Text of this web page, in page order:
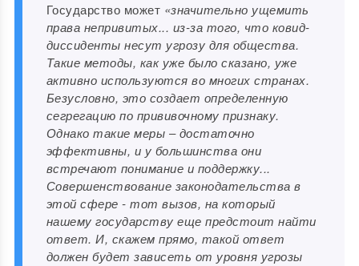
Государство может «значительно ущемить
права непривитых... из-за того, что ковид-
диссиденты несут угрозу для общества.
Такие методы, как уже было сказано, уже
активно используются во многих странах.
Безусловно, это создает определенную
сегрегацию по прививочному признаку.
Однако такие меры ‒ достаточно
эффективны, и у большинства они
встречают понимание и поддержку...
Совершенствование законодательства в
этой сфере - тот вызов, на который
нашему государству еще предстоит найти
ответ. И, скажем прямо, такой ответ
должен будет зависеть от уровня угрозы